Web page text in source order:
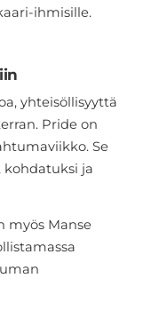
ihmisille.
yhteisöllisyyttä
Pride on
Se
kohdatuksi ja
myös Manse